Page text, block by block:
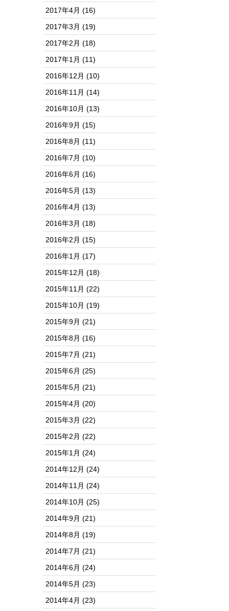
2017年4月 (16)
2017年3月 (19)
2017年2月 (18)
2017年1月 (11)
2016年12月 (10)
2016年11月 (14)
2016年10月 (13)
2016年9月 (15)
2016年8月 (11)
2016年7月 (10)
2016年6月 (16)
2016年5月 (13)
2016年4月 (13)
2016年3月 (18)
2016年2月 (15)
2016年1月 (17)
2015年12月 (18)
2015年11月 (22)
2015年10月 (19)
2015年9月 (21)
2015年8月 (16)
2015年7月 (21)
2015年6月 (25)
2015年5月 (21)
2015年4月 (20)
2015年3月 (22)
2015年2月 (22)
2015年1月 (24)
2014年12月 (24)
2014年11月 (24)
2014年10月 (25)
2014年9月 (21)
2014年8月 (19)
2014年7月 (21)
2014年6月 (24)
2014年5月 (23)
2014年4月 (23)